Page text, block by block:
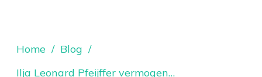
Home / Blog /
Ilja Leonard Pfeijffer vermogen [2026 update]